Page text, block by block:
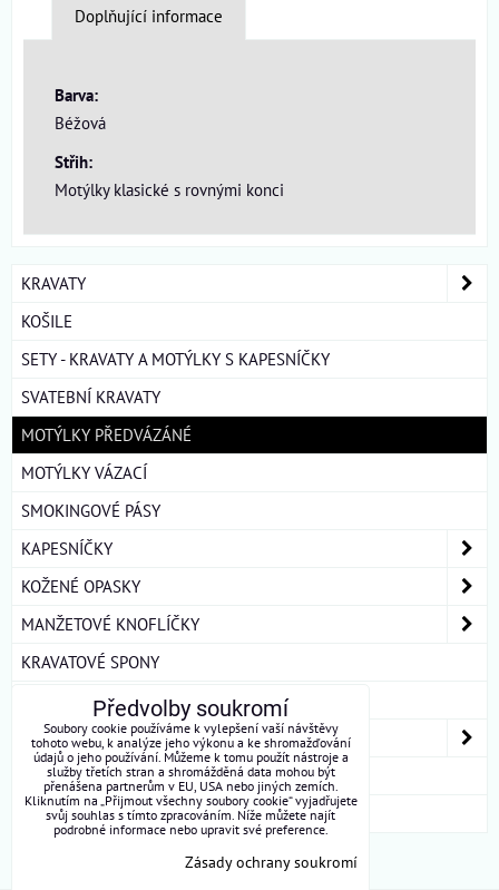
Doplňující informace
Barva:
Béžová
Střih:
Motýlky klasické s rovnými konci
KRAVATY
KOŠILE
SETY - KRAVATY A MOTÝLKY S KAPESNÍČKY
SVATEBNÍ KRAVATY
MOTÝLKY PŘEDVÁZÁNÉ
MOTÝLKY VÁZACÍ
SMOKINGOVÉ PÁSY
KAPESNÍČKY
KOŽENÉ OPASKY
MANŽETOVÉ KNOFLÍČKY
KRAVATOVÉ SPONY
DÁMSKÉ ŠÁTKY A ŠÁLY
DÁRKOVÁ BALENÍ
ROUŠKY BAVLNA
Předvolby soukromí
Soubory cookie používáme k vylepšení vaší návštěvy
tohoto webu, k analýze jeho výkonu a ke shromažďování
údajů o jeho používání. Můžeme k tomu použít nástroje a
služby třetích stran a shromážděná data mohou být
přenášena partnerům v EU, USA nebo jiných zemích.
Kliknutím na „Přijmout všechny soubory cookie“ vyjadřujete
svůj souhlas s tímto zpracováním. Níže můžete najít
podrobné informace nebo upravit své preference.
Zásady ochrany soukromí